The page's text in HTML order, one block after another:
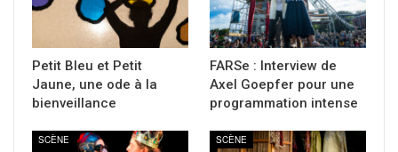
Petit Bleu et Petit
Jaune, une ode à la
bienveillance
FARSe : Interview de
Axel Goepfer pour une
programmation intense
SCÈNE SCÈNE